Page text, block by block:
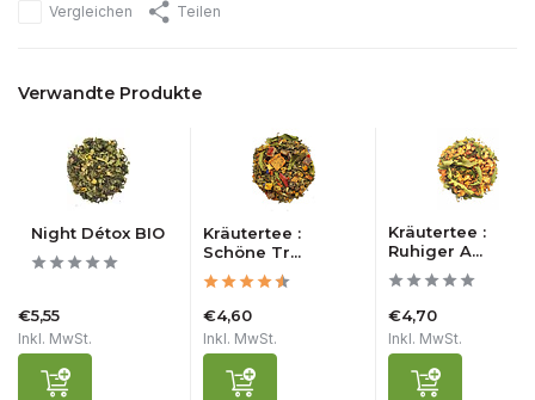
Vergleichen Teilen
Verwandte Produkte
Night Détox BIO
€5,55
Inkl. MwSt.
Kräutertee :
Schöne Tr...
€4,60
Inkl. MwSt.
Kräutertee :
Ruhiger A...
€4,70
Inkl. MwSt.